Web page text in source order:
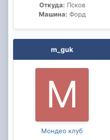
Откуда: Псков
Машина: Форд
m_guk
Мондео клуб